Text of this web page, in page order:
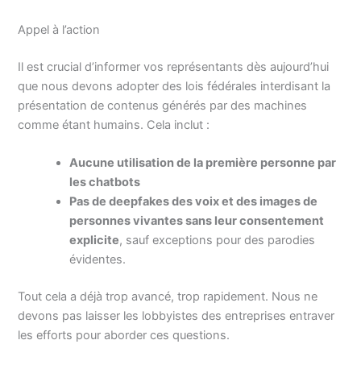
Appel à l’action
Il est crucial d’informer vos représentants dès aujourd’hui
que nous devons adopter des lois fédérales interdisant la
présentation de contenus générés par des machines
comme étant humains. Cela inclut :
Aucune utilisation de la première personne par
les chatbots
Pas de deepfakes des voix et des images de
personnes vivantes sans leur consentement
explicite, sauf exceptions pour des parodies
évidentes.
Tout cela a déjà trop avancé, trop rapidement. Nous ne
devons pas laisser les lobbyistes des entreprises entraver
les efforts pour aborder ces questions.